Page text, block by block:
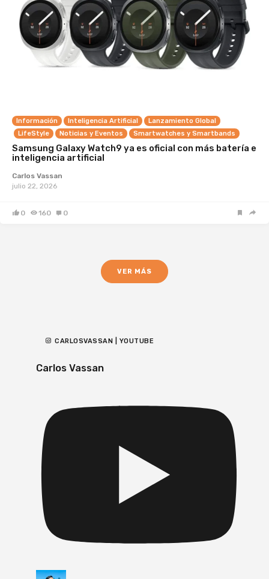
Información Inteligencia Artificial
Lanzamiento Global
LifeStyle
Noticias y Eventos Smartwatches y Smartbands
Samsung Galaxy Watch9 ya es oficial con más batería e
inteligencia artificial
Carlos Vassan
julio 22, 2026
0 160 0
VER MÁS
CARLOSVASSAN | YOUTUBE
Carlos Vassan